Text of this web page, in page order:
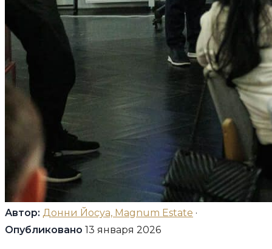
Автор: Донни Йосуа, Magnum Estate ·
Опубликовано 13 января 2026